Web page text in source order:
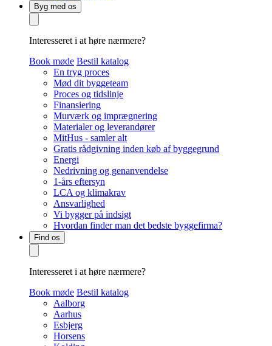
Byg med os
Interesseret i at høre nærmere?
Book møde Bestil katalog
En tryg proces
Mød dit byggeteam
Proces og tidslinje
Finansiering
Murværk og imprægnering
Materialer og leverandører
MitHus - samler alt
Gratis rådgivning inden køb af byggegrund
Energi
Nedrivning og genanvendelse
1-års eftersyn
LCA og klimakrav
Ansvarlighed
Vi bygger på indsigt
Hvordan finder man det bedste byggefirma?
Find os
Interesseret i at høre nærmere?
Book møde Bestil katalog
Aalborg
Aarhus
Esbjerg
Horsens